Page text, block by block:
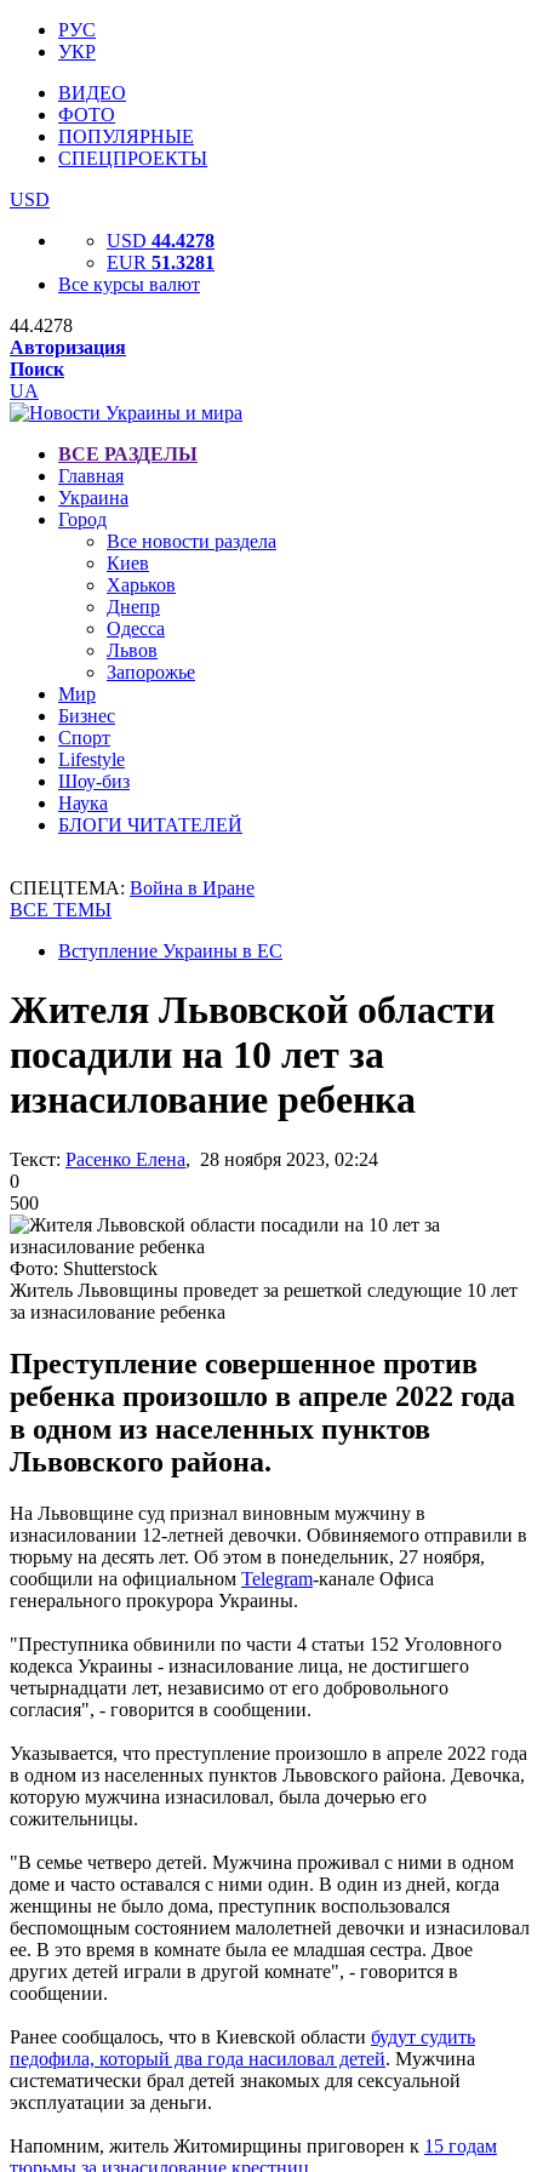
РУС
УКР
ВИДЕО
ФОТО
ПОПУЛЯРНЫЕ
СПЕЦПРОЕКТЫ
USD
USD 44.4278
EUR 51.3281
Все курсы валют
44.4278
Авторизация
Поиск
UA
ВСЕ РАЗДЕЛЫ
Главная
Украина
Город
Все новости раздела
Киев
Харьков
Днепр
Одесса
Львов
Запорожье
Мир
Бизнес
Спорт
Lifestyle
Шоу-биз
Наука
БЛОГИ ЧИТАТЕЛЕЙ
СПЕЦТЕМА: Война в Иране
ВСЕ ТЕМЫ
Вступление Украины в ЕС
Жителя Львовской области
посадили на 10 лет за
изнасилование ребенка
Текст: Расенко Елена, 28 ноября 2023, 02:24
0
500
Фото: Shutterstock
Житель Львовщины проведет за решеткой следующие 10 лет
за изнасилование ребенка
Преступление совершенное против
ребенка произошло в апреле 2022 года
в одном из населенных пунктов
Львовского района.
На Львовщине суд признал виновным мужчину в
изнасиловании 12-летней девочки. Обвиняемого отправили в
тюрьму на десять лет. Об этом в понедельник, 27 ноября,
сообщили на официальном Telegram-канале Офиса
генерального прокурора Украины.
"Преступника обвинили по части 4 статьи 152 Уголовного
кодекса Украины - изнасилование лица, не достигшего
четырнадцати лет, независимо от его добровольного
согласия", - говорится в сообщении.
Указывается, что преступление произошло в апреле 2022 года
в одном из населенных пунктов Львовского района. Девочка,
которую мужчина изнасиловал, была дочерью его
сожительницы.
"В семье четверо детей. Мужчина проживал с ними в одном
доме и часто оставался с ними один. В один из дней, когда
женщины не было дома, преступник воспользовался
беспомощным состоянием малолетней девочки и изнасиловал
ее. В это время в комнате была ее младшая сестра. Двое
других детей играли в другой комнате", - говорится в
сообщении.
Ранее сообщалось, что в Киевской области будут судить
педофила, который два года насиловал детей. Мужчина
систематически брал детей знакомых для сексуальной
эксплуатации за деньги.
Напомним, житель Житомирщины приговорен к 15 годам
тюрьмы за изнасилование крестниц